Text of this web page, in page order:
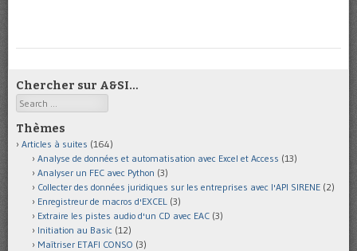
Chercher sur A&SI…
Search
Thèmes
Articles à suites (164)
Analyse de données et automatisation avec Excel et Access (13)
Analyser un FEC avec Python (3)
Collecter des données juridiques sur les entreprises avec l'API SIRENE (2)
Enregistreur de macros d'EXCEL (3)
Extraire les pistes audio d'un CD avec EAC (3)
Initiation au Basic (12)
Maîtriser ETAFI CONSO (3)